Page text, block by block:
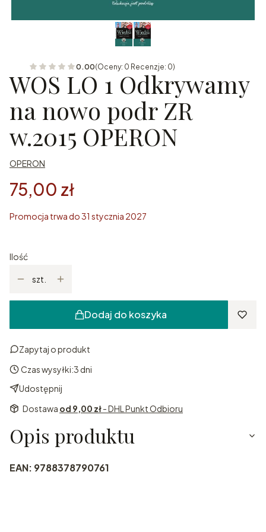
0.00(Oceny: 0 Recenzje: 0)
WOS LO 1 Odkrywamy
na nowo podr ZR
w.2015 OPERON
OPERON
75,00 zł
Promocja trwa do 31 stycznia 2027
Ilość
szt.
Dodaj do koszyka
Zapytaj o produkt
Czas wysyłki:3 dni
Udostępnij
Dostawa od 9,00 zł- DHL Punkt Odbioru
Opis produktu
EAN: 9788378790761